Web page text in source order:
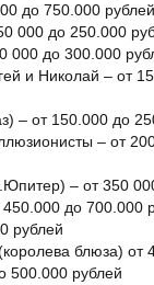
до 750.000 рублей
000 до 250.000
000 до 300.000
и Николай – от
– от 150.000 до
– от
– от 350
450.000 до 700.000
рублей
блюза) от
500.000 рублей